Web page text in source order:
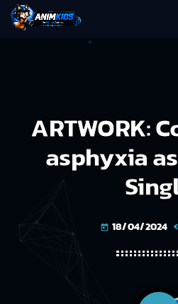
ARTWORK:
asphyxia
today 18/04/2024